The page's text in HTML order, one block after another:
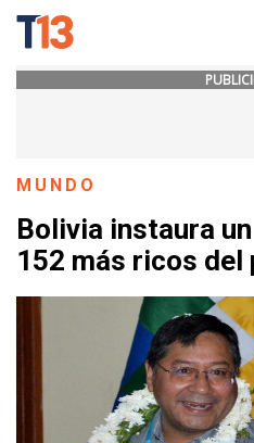
MUNDO
Bolivia instaura
152 más ricos del